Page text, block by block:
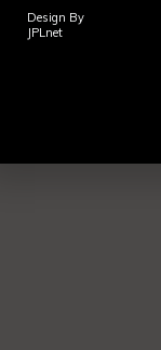
Design By
JPLnet